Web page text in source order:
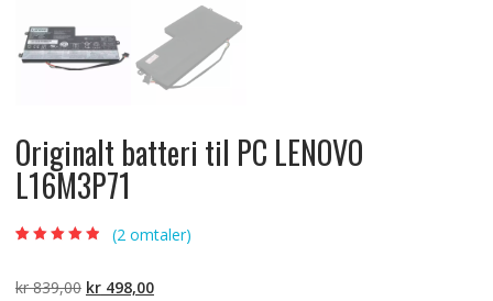
Originalt batteri til PC LENOVO
L16M3P71
på
kundevurdering
(2omtaler)
kr839,00 Opprinnelig
kr498,00Nåværende